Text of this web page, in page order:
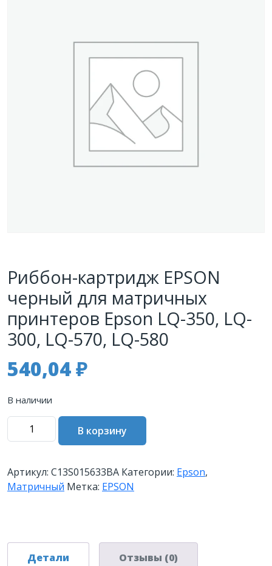
Риббон-картридж EPSON
черный для матричных
принтеров Epson LQ-350, LQ-
300, LQ-570, LQ-580
540,04₽
В наличии
Количество
товара
картридж
EPSON
черный
принтеров
Epson
В корзину
Артикул: C13S015633BA Категории: Epson,
Матричный Метка: EPSON
Детали Отзывы (0)